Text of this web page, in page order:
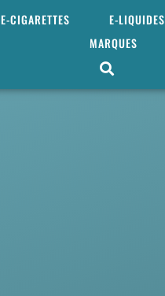
E-CIGARETTES E-LIQUIDES
MARQUES